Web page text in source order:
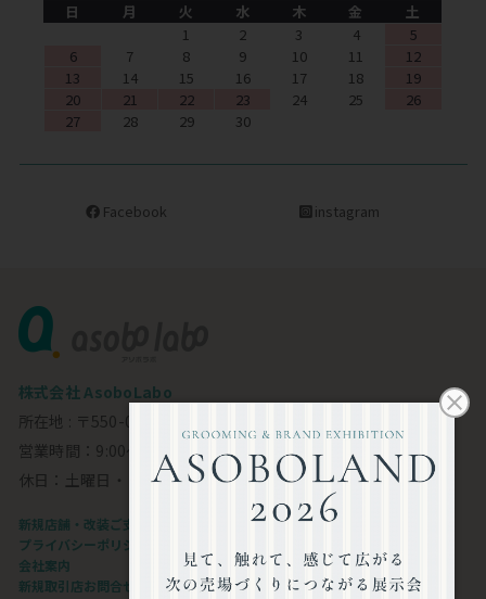
日
月 火 水 木 金
土
1
2 3 4
5
6
7 8 9 10 11
12
13
14 15 16 17 18
19
20
21 22 23 24 25
26
27
28 29 30
Facebook instagram
株式会社 AsoboLabo
所在地 : 〒550-0002 大阪市西区江戸堀1-23-11 6F
営業時間：9:00～18:00
休日：土曜日・日曜日・祝日
新規店舗・改装ご支援します
プライバシーポリシー
会社案内
新規取引店お問合せフォーム